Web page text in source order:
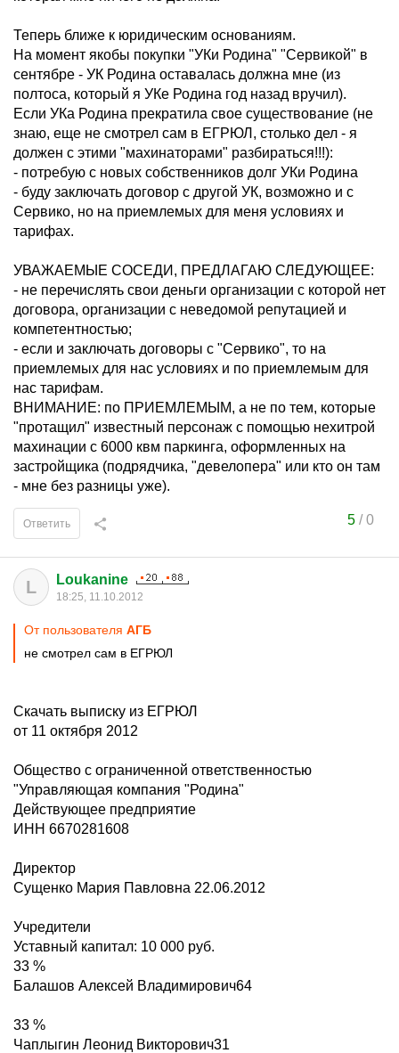
Теперь ближе к юридическим основаниям.
На момент якобы покупки "УКи Родина" "Сервикой" в
сентябре - УК Родина оставалась должна мне (из
полтоса, который я УКе Родина год назад вручил).
Если УКа Родина прекратила свое существование (не
знаю, еще не смотрел сам в ЕГРЮЛ, столько дел - я
должен с этими "махинаторами" разбираться!!!):
- потребую с новых собственников долг УКи Родина
- буду заключать договор с другой УК, возможно и с
Сервико, но на приемлемых для меня условиях и
тарифах.
УВАЖАЕМЫЕ СОСЕДИ, ПРЕДЛАГАЮ СЛЕДУЮЩЕЕ:
- не перечислять свои деньги организации с которой нет
договора, организации с неведомой репутацией и
компетентностью;
- если и заключать договоры с "Сервико", то на
приемлемых для нас условиях и по приемлемым для
нас тарифам.
ВНИМАНИЕ: по ПРИЕМЛЕМЫМ, а не по тем, которые
"протащил" известный персонаж с помощью нехитрой
махинации с 6000 квм паркинга, оформленных на
застройщика (подрядчика, "девелопера" или кто он там
- мне без разницы уже).
5/0
Ответить
L Loukanine
18:25, 11.10.2012
От пользователя АГБ
не смотрел сам в ЕГРЮЛ
Скачать выписку из ЕГРЮЛ
от 11 октября 2012
Общество с ограниченной ответственностью
"Управляющая компания "Родина"
Действующее предприятие
ИНН 6670281608
Директор
Сущенко Мария Павловна 22.06.2012
Учредители
Уставный капитал: 10 000 руб.
33 %
Балашов Алексей Владимирович64
33 %
Чаплыгин Леонид Викторович31